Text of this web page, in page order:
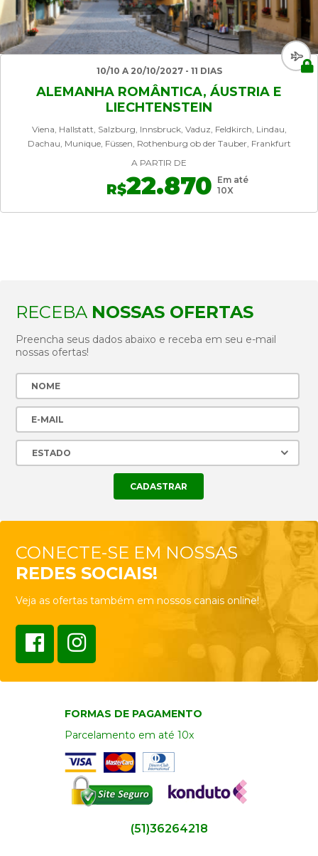
10/10 A 20/10/2027 - 11 DIAS
ALEMANHA ROMÂNTICA, ÁUSTRIA E
LIECHTENSTEIN
Viena, Hallstatt, Salzburg, Innsbruck, Vaduz, Feldkirch, Lindau,
Dachau, Munique, Füssen, Rothenburg ob der Tauber, Frankfurt
A PARTIR DE
R$22.870 Em até
10X
RECEBA NOSSAS OFERTAS
Preencha seus dados abaixo e receba em seu e-mail
nossas ofertas!
CONECTE-SE EM NOSSAS
REDES SOCIAIS!
Veja as ofertas também em nossos canais online!
FORMAS DE PAGAMENTO
Parcelamento em até 10x
(51)36264218